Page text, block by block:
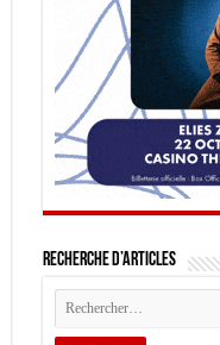
Recherche d’articles